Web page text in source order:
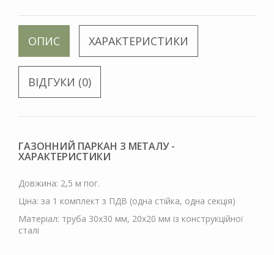
ОПИС ХАРАКТЕРИСТИКИ
ВІДГУКИ (0)
ГАЗОННИЙ ПАРКАН З МЕТАЛУ -
ХАРАКТЕРИСТИКИ
Довжина: 2,5 м пог.
Ціна: за 1 комплект з ПДВ (одна стійка, одна секція)
Матеріал: труба 30х30 мм, 20х20 мм із конструкційної
сталі